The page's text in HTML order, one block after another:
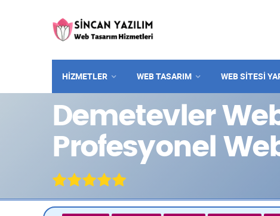
HİZMETLER WEB TASARIM WEB SITESI
Demetevler
Profesyonel